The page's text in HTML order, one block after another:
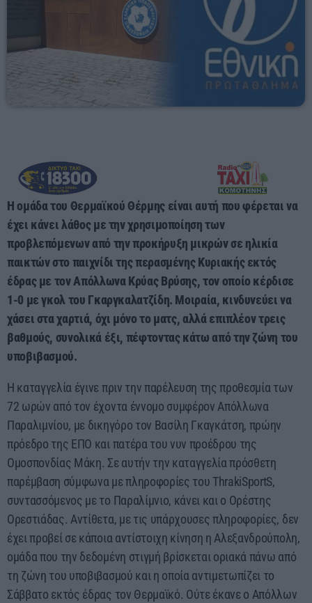
Mixed by Giorgos
08:00 - 10:00
Η ομάδα του Θερμαϊκού Θέρμης είναι αυτή που φέρεται να
έχει κάνει λάθος με την χρησιμοποίηση των
προβλεπόμενων από την προκήρυξη μικρών σε ηλικία
παικτών στο παιχνίδι της περασμένης Κυριακής εκτός
έδρας με τον Απόλλωνα Κρύας Βρύσης, τον οποίο κέρδισε
1-0 με γκολ του Γκαργκαλατζίδη. Μοιραία, κινδυνεύει να
χάσει στα χαρτιά, όχι μόνο το ματς, αλλά επιπλέον τρεις
βαθμούς, συνολικά έξι, πέφτοντας κάτω από την ζώνη του
υποβιβασμού.
Η καταγγελία έγινε πριν την παρέλευση της προθεσμία των
72 ωρών από τον έχοντα έννομο συμφέρον Απόλλωνα
Παραλιμνίου, με δικηγόρο τον Βασίλη Γκαγκάτση, πρώην
πρόεδρο της ΕΠΟ και πατέρα του νυν προέδρου της
Ομοσπονδίας Μάκη. Σε αυτήν την καταγγελία πρόσθετη
παρέμβαση σύμφωνα με πληροφορίες του ThrakiSportS,
συντασσόμενος με το Παραλίμνιο, κάνει και ο Ορέστης
Ορεστιάδας. Αντίθετα, με τις υπάρχουσες πληροφορίες, δεν
έχει προβεί σε κάποια αντίστοιχη κίνηση η Αλεξανδρούπολη,
ομάδα που την δεδομένη στιγμή βρίσκεται οριακά πάνω από
τη ζώνη του υποβιβασμού και η οποία αντιμετωπίζει το
Σάββατο εκτός έδρας τον Θερμαϊκό. Ούτε έκανε ο Απόλλων